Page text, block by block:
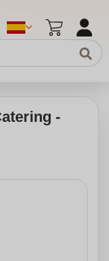
-